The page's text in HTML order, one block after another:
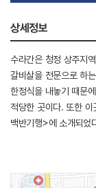
상세정보
수라간은 청정 상주지
갈비살을 전문으로 하
한정식을 내놓기 때문
적당한 곳이다. 또한
백반기행>에 소개되었